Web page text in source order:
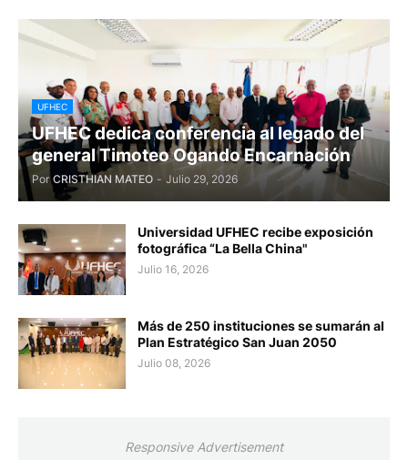
UFHEC
UFHEC dedica conferencia al legado del
general Timoteo Ogando Encarnación
Por CRISTHIAN MATEO - Julio 29, 2026
Universidad UFHEC recibe exposición
fotográfica “La Bella China"
Julio 16, 2026
Más de 250 instituciones se sumarán al
Plan Estratégico San Juan 2050
Julio 08, 2026
Responsive Advertisement